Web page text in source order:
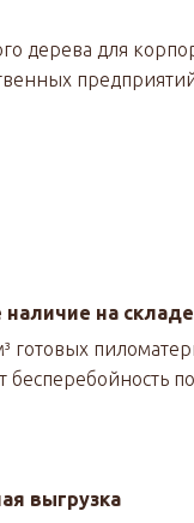
дерева для
наличие на складе
готовых
бесперебойность
выгрузка